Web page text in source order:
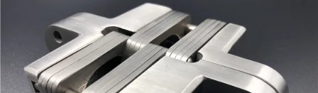
PRIVACY
POLICY